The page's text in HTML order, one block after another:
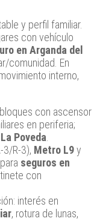
y perfil familiar.
con vehículo
en Arganda del
comunidad. En
interno,
con ascensor
en periferia;
La Poveda
R-3), Metro L9y
seguros en
con
interés en
, rotura de lunas,